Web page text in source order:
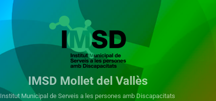
IMSD Mollet del Vallès
Institut Municipal de Serveis a les persones amb Discapacitats